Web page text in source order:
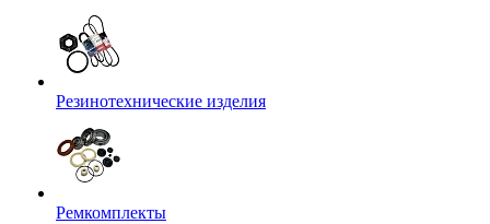
Резинотехнические изделия
Ремкомплекты